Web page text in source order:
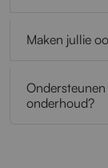
Maken jullie
onderhoud?